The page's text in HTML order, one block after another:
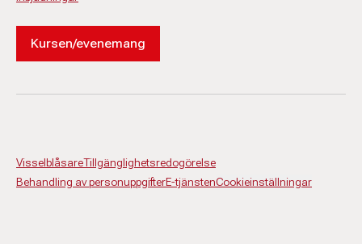
Kursen/evenemang
VisselblåsareTillgänglighetsredogörelse
Behandling av personuppgifterE-tjänstenCookieinställningar